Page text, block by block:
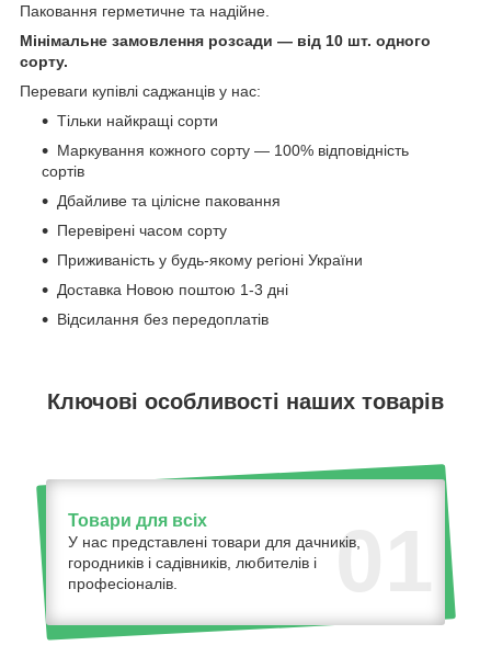
Паковання герметичне та надійне.
Мінімальне замовлення розсади — від 10 шт. одного
сорту.
Переваги купівлі саджанців у нас:
Тільки найкращі сорти
Маркування кожного сорту — 100% відповідність
сортів
Дбайливе та цілісне паковання
Перевірені часом сорту
Приживаність у будь-якому регіоні України
Доставка Новою поштою 1-3 дні
Відсилання без передоплатів
Ключові особливості наших товарів
01
Товари для всіх
У нас представлені товари для дачників,
городників і садівників, любителів і
професіоналів.